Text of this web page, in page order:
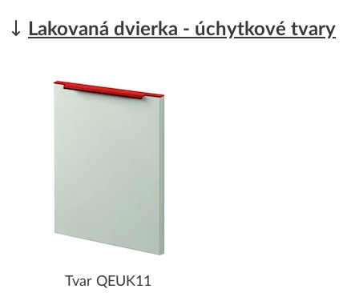
Lakovaná dvierka - úchytkové tvary
Tvar QEUK11